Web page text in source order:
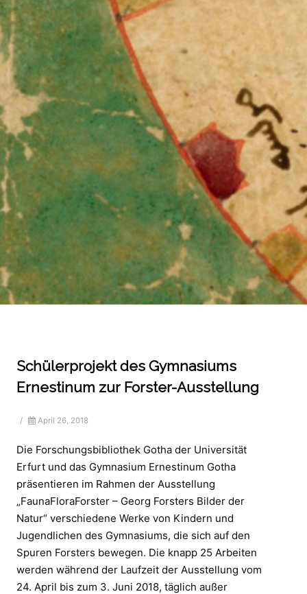
Schülerprojekt des Gymnasiums
Ernestinum zur Forster-Ausstellung
/ April 26, 2018
Die Forschungsbibliothek Gotha der Universität
Erfurt und das Gymnasium Ernestinum Gotha
präsentieren im Rahmen der Ausstellung
„FaunaFloraForster – Georg Forsters Bilder der
Natur“ verschiedene Werke von Kindern und
Jugendlichen des Gymnasiums, die sich auf den
Spuren Forsters bewegen. Die knapp 25 Arbeiten
werden während der Laufzeit der Ausstellung vom
24. April bis zum 3. Juni 2018, täglich außer